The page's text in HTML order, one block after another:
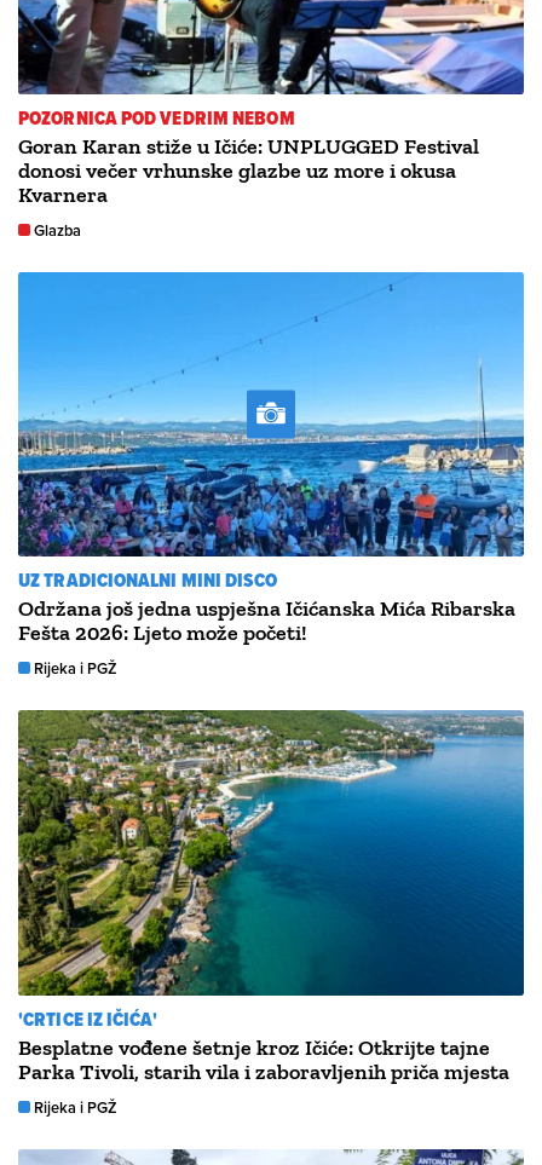
POZORNICA POD VEDRIM NEBOM
Goran Karan stiže u Ičiće: UNPLUGGED Festival
donosi večer vrhunske glazbe uz more i okusa
Kvarnera
Glazba
UZ TRADICIONALNI MINI DISCO
Održana još jedna uspješna Ičićanska Mića Ribarska
Fešta 2026: Ljeto može početi!
Rijeka i PGŽ
'CRTICE IZ IČIĆA'
Besplatne vođene šetnje kroz Ičiće: Otkrijte tajne
Parka Tivoli, starih vila i zaboravljenih priča mjesta
Rijeka i PGŽ